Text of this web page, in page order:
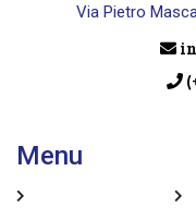
Via Pietro
Menu